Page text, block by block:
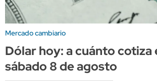
Mercado cambiario
Dólar hoy: a cuánto cotiza
sábado 8 de agosto